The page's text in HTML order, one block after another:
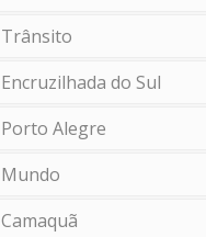
Trânsito
Encruzilhada do Sul
Porto Alegre
Mundo
Camaquã